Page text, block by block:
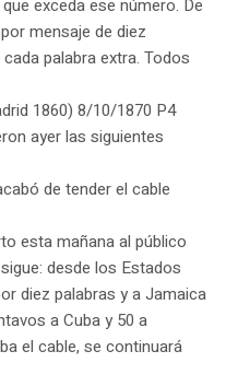
exceda ese número. De
mensaje de diez
palabra extra. Todos
1860) 8/10/1870 P4
ayer las siguientes
de tender el cable
esta mañana al público
desde los Estados
diez palabras y a Jamaica
a Cuba y 50 a
el cable, se continuará